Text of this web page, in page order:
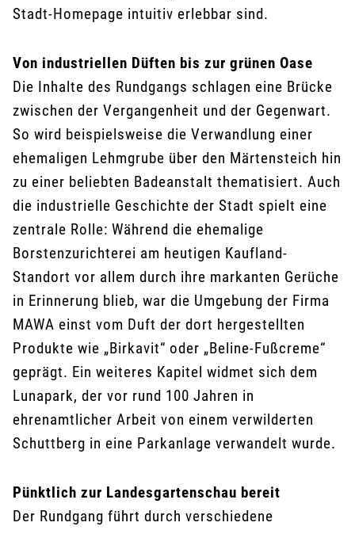
Stadt-Homepage intuitiv erlebbar sind.
Von industriellen Düften bis zur grünen Oase
Die Inhalte des Rundgangs schlagen eine Brücke
zwischen der Vergangenheit und der Gegenwart.
So wird beispielsweise die Verwandlung einer
ehemaligen Lehmgrube über den Märtensteich hin
zu einer beliebten Badeanstalt thematisiert. Auch
die industrielle Geschichte der Stadt spielt eine
zentrale Rolle: Während die ehemalige
Borstenzurichterei am heutigen Kaufland-
Standort vor allem durch ihre markanten Gerüche
in Erinnerung blieb, war die Umgebung der Firma
MAWA einst vom Duft der dort hergestellten
Produkte wie „Birkavit“ oder „Beline-Fußcreme“
geprägt. Ein weiteres Kapitel widmet sich dem
Lunapark, der vor rund 100 Jahren in
ehrenamtlicher Arbeit von einem verwilderten
Schuttberg in eine Parkanlage verwandelt wurde.
Pünktlich zur Landesgartenschau bereit
Der Rundgang führt durch verschiedene